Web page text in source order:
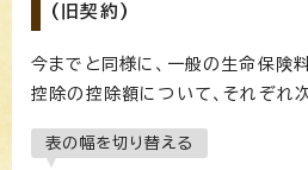
(旧契約)
今までと同様に、一般の生命保険
控除の控除額について、それぞれ
表の幅を切り替える